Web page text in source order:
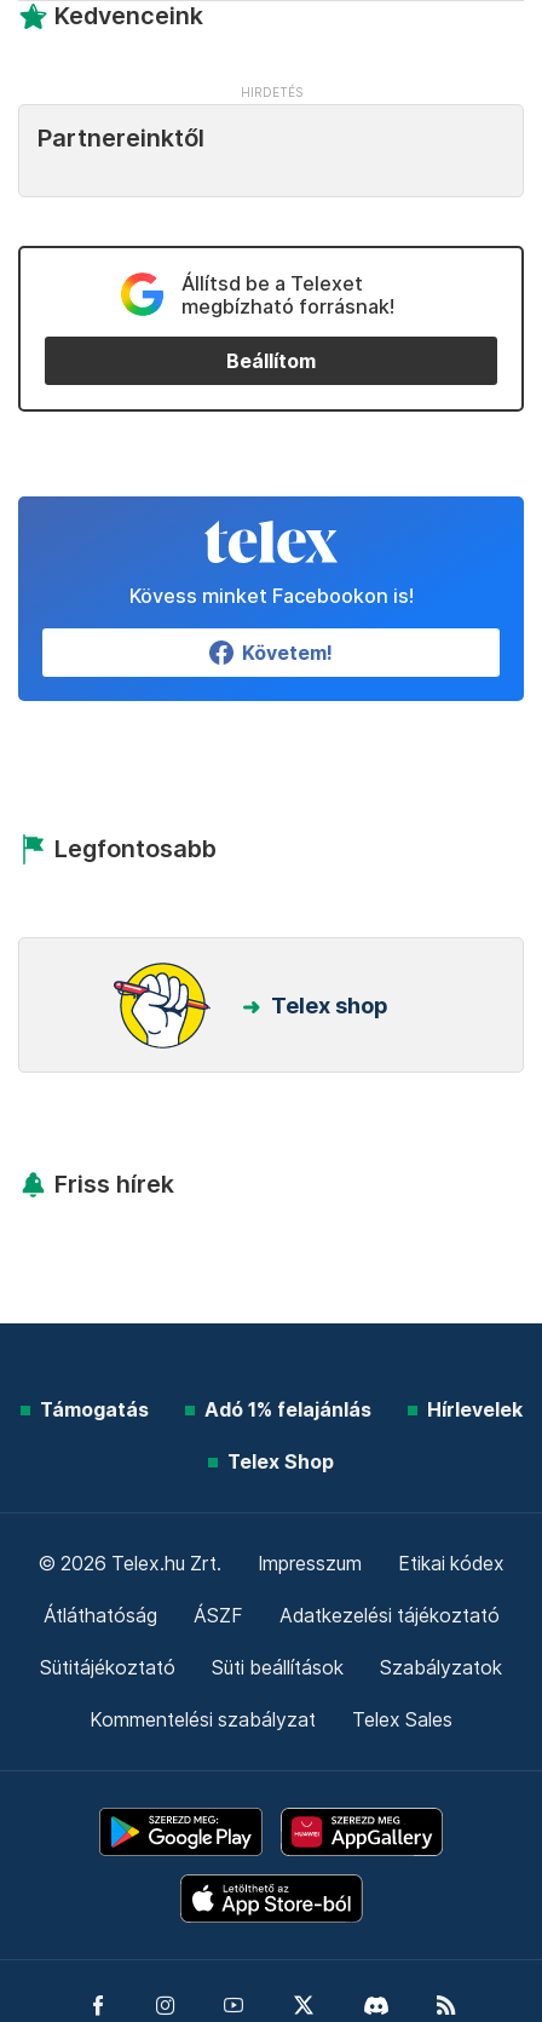
Kedvenceink
Partnereinktől
Állítsd be a Telexet
megbízható forrásnak!
Beállítom
Kövess minket Facebookon is!
Követem!
Legfontosabb
Telex shop
Friss hírek
Támogatás Adó 1% felajánlás Hírlevelek
Telex Shop
© 2026 Telex.hu Zrt. Impresszum Etikai kódex
Átláthatóság ÁSZF Adatkezelési tájékoztató
Sütitájékoztató Süti beállítások Szabályzatok
Kommentelési szabályzat Telex Sales